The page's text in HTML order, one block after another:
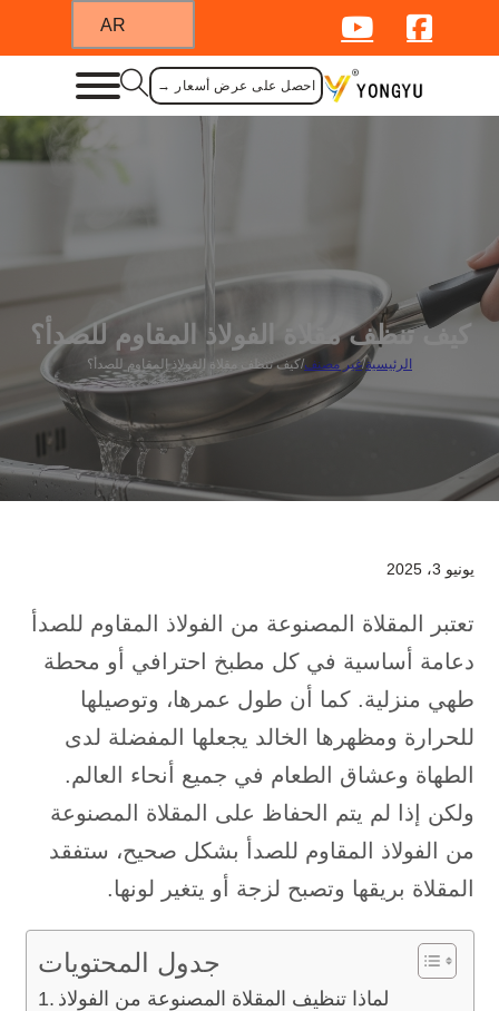
احصل على عرض أسعار →
كيف تنظف مقلاة الفولاذ المقاوم للصدأ؟
الرئيسية/غير مصنف/كيف تنظف مقلاة الفولاذ المقاوم للصدأ؟
يونيو 3، 2025
تعتبر المقلاة المصنوعة من الفولاذ المقاوم للصدأ
دعامة أساسية في كل مطبخ احترافي أو محطة
طهي منزلية. كما أن طول عمرها، وتوصيلها
للحرارة ومظهرها الخالد يجعلها المفضلة لدى
الطهاة وعشاق الطعام في جميع أنحاء العالم.
ولكن إذا لم يتم الحفاظ على المقلاة المصنوعة
من الفولاذ المقاوم للصدأ بشكل صحيح، ستفقد
المقلاة بريقها وتصبح لزجة أو يتغير لونها.
جدول المحتويات
لماذا تنظيف المقلاة المصنوعة من الفولاذ